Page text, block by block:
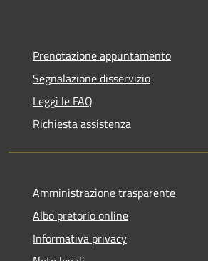
Prenotazione appuntamento
Segnalazione disservizio
Leggi le FAQ
Richiesta assistenza
Amministrazione trasparente
Albo pretorio online
Informativa privacy